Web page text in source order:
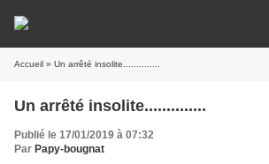
Accueil » Un arrêté insolite..............
Un arrêté insolite..............
Publié le 17/01/2019 à 07:32
Par Papy-bougnat